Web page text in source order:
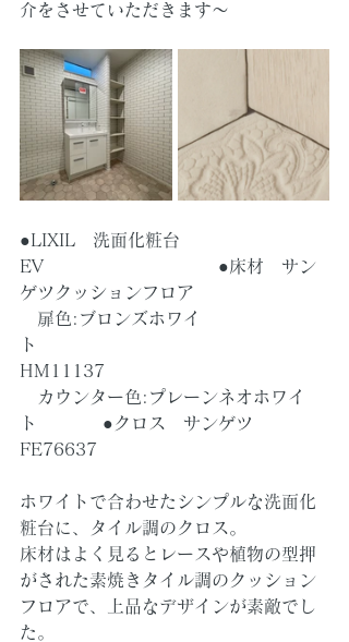
介をさせていただきます～
●LIXIL　洗面化粧台
EV　　　　　　　　　　●床材　サン
ゲツクッションフロア
扉色:ブロンズホワイ
ト
HM11137
カウンター色:プレーンネオホワイ
ト　　　  ●クロス　サンゲツ
FE76637
ホワイトで合わせたシンプルな洗面化
粧台に、タイル調のクロス。
床材はよく見るとレースや植物の型押
がされた素焼きタイル調のクッション
フロアで、上品なデザインが素敵でし
た。